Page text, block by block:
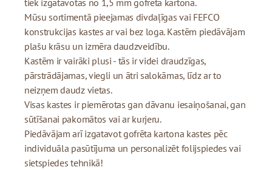
tiek izgatavotas no 1,5 mm gofrētā kartona.
Mūsu sortimentā pieejamas divdaļīgas vai FEFCO
konstrukcijas kastes ar vai bez loga. Kastēm piedāvājam
plašu krāsu un izmēra daudzveidību.
Kastēm ir vairāki plusi - tās ir videi draudzīgas,
pārstrādājamas, viegli un ātri salokāmas, līdz ar to
neizņem daudz vietas.
Visas kastes ir piemērotas gan dāvanu iesaiņošanai, gan
sūtīšanai pakomātos vai ar kurjeru.
Piedāvājam arī izgatavot gofrēta kartona kastes pēc
individuāla pasūtījuma un personalizēt folijspiedes vai
sietspiedes tehnikā!